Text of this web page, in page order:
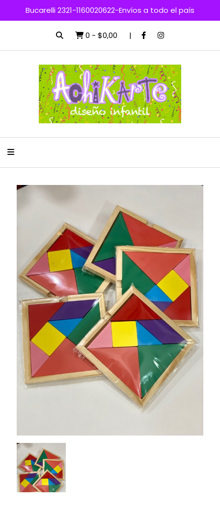
Bucarelli 2321-1160020622-Envíos a todo el país
0 - $0,00